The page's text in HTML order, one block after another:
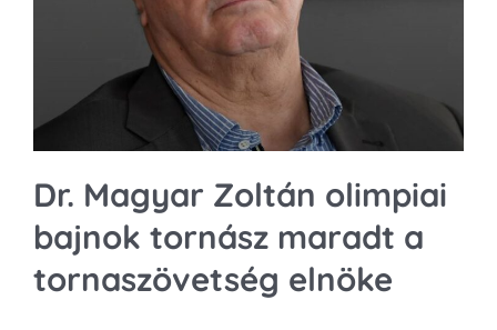
Dr. Magyar Zoltán olimpiai
bajnok tornász maradt a
tornaszövetség elnöke